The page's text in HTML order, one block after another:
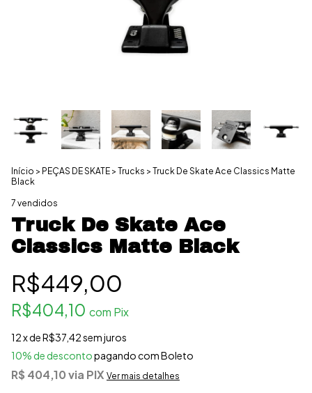
Início > PEÇAS DE SKATE > Trucks > Truck De Skate Ace Classics Matte
Black
7 vendidos
Truck De Skate Ace
Classics Matte Black
R$449,00
R$404,10 com
12x deR$37,42sem juros
10% de descontopagando com Boleto
R$ 404,10via PIX Ver mais detalhes